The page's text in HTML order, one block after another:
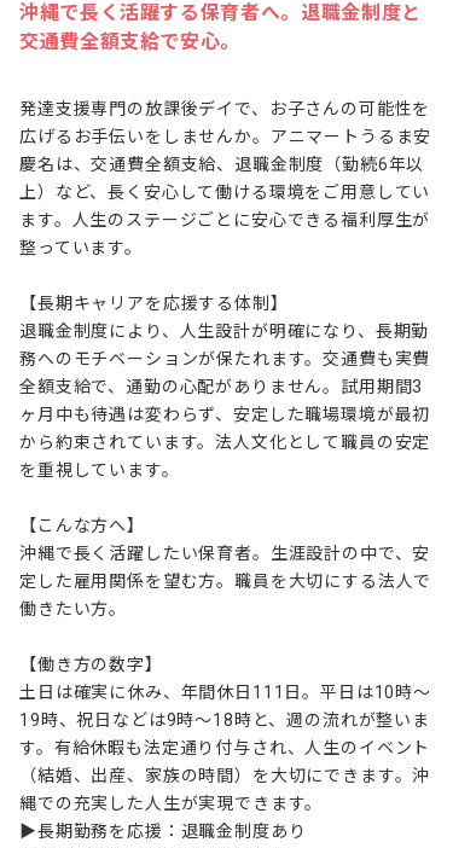
沖縄で長く活躍する保育者へ。退職金制度と
交通費全額支給で安心。
発達支援専門の放課後デイで、お子さんの可能性を
広げるお手伝いをしませんか。アニマートうるま安
慶名は、交通費全額支給、退職金制度（勤続6年以
上）など、長く安心して働ける環境をご用意してい
ます。人生のステージごとに安心できる福利厚生が
整っています。
【長期キャリアを応援する体制】
退職金制度により、人生設計が明確になり、長期勤
務へのモチベーションが保たれます。交通費も実費
全額支給で、通勤の心配がありません。試用期間3
ヶ月中も待遇は変わらず、安定した職場環境が最初
から約束されています。法人文化として職員の安定
を重視しています。
【こんな方へ】
沖縄で長く活躍したい保育者。生涯設計の中で、安
定した雇用関係を望む方。職員を大切にする法人で
働きたい方。
【働き方の数字】
土日は確実に休み、年間休日111日。平日は10時～
19時、祝日などは9時～18時と、週の流れが整いま
す。有給休暇も法定通り付与され、人生のイベント
（結婚、出産、家族の時間）を大切にできます。沖
縄での充実した人生が実現できます。
▶長期勤務を応援：退職金制度あり